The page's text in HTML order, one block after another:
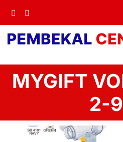
MYGIFT
2-